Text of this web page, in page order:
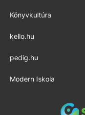
Könyvkultúra
kello.hu
pedig.hu
Modern Iskola